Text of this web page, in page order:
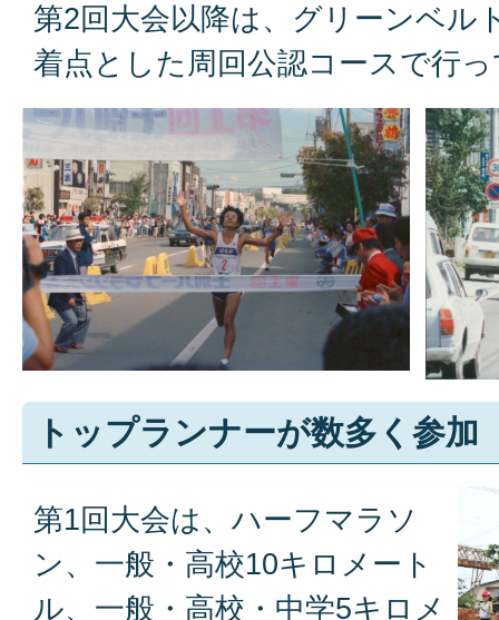
第2回大会以降は、グリーンベル
着点とした周回公認コースで行
トップランナーが数多く参加
第1回大会は、ハーフマラソ
ン、一般・高校10キロメート
ル、一般・高校・中学5キロメ